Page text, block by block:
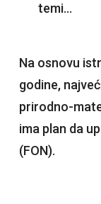
temi…
Na osnovu
godine,
prirodno-
ima plan da
(FON).